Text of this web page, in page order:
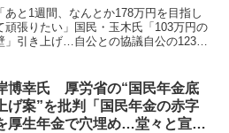
自公との協議
「あと1週間、なんとか178万円を目指し
頑張りたい」国民・玉木氏「103万円の
」引き上げ…自公との協議自公の123万
は14日、いわゆる「年収103万円の壁」
引き...
博幸氏 厚労省の“国民年金底
上げ案”を批判「国民年金の赤字
厚生年金で穴埋め…堂々と宣